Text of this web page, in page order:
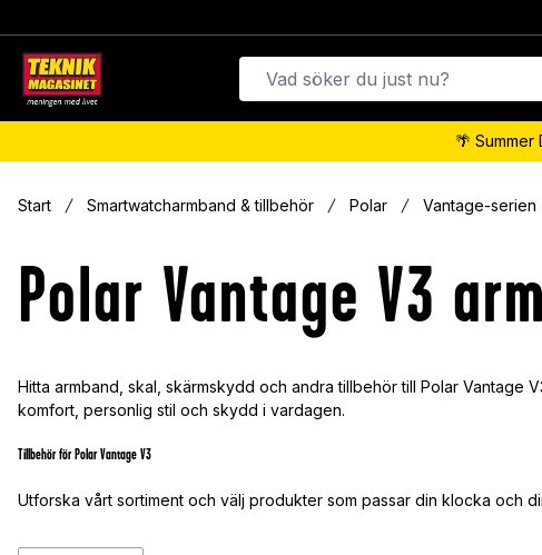
🌴 Summer
Start Smartwatcharmband & tillbehör Polar Vantage-serien
Polar Vantage V3
Hitta armband, skal, skärmskydd och andra tillbehör till Polar Vantage
komfort, personlig stil och skydd i vardagen.
Tillbehör för Polar Vantage V3
Utforska vårt sortiment och välj produkter som passar din klocka och